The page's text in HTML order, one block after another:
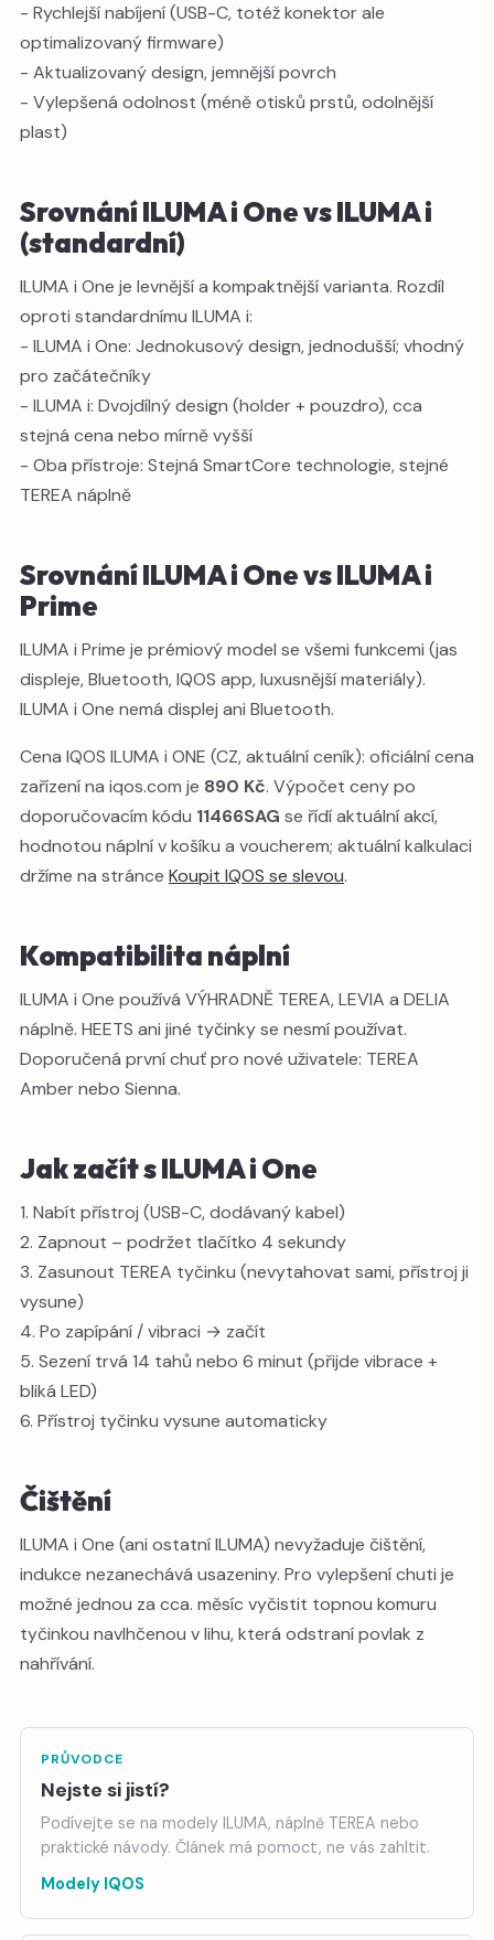
- Rychlejší nabíjení (USB-C, totéž konektor ale
optimalizovaný firmware)
- Aktualizovaný design, jemnější povrch
- Vylepšená odolnost (méně otisků prstů, odolnější
plast)
Srovnání ILUMA i One vs ILUMA i
(standardní)
ILUMA i One je levnější a kompaktnější varianta. Rozdíl
oproti standardnímu ILUMA i:
- ILUMA i One: Jednokusový design, jednodušší; vhodný
pro začátečníky
- ILUMA i: Dvojdílný design (holder + pouzdro), cca
stejná cena nebo mírně vyšší
- Oba přístroje: Stejná SmartCore technologie, stejné
TEREA náplně
Srovnání ILUMA i One vs ILUMA i
Prime
ILUMA i Prime je prémiový model se všemi funkcemi (jas
displeje, Bluetooth, IQOS app, luxusnější materiály).
ILUMA i One nemá displej ani Bluetooth.
Cena IQOS ILUMA i ONE (CZ, aktuální ceník): oficiální cena
zařízení na iqos.com je 890 Kč. Výpočet ceny po
doporučovacím kódu 11466SAG se řídí aktuální akcí,
hodnotou náplní v košíku a voucherem; aktuální kalkulaci
držíme na stránce Koupit IQOS se slevou.
Kompatibilita náplní
ILUMA i One používá VÝHRADNĚ TEREA, LEVIA a DELIA
náplně. HEETS ani jiné tyčinky se nesmí používat.
Doporučená první chuť pro nové uživatele: TEREA
Amber nebo Sienna.
Jak začít s ILUMA i One
1. Nabít přístroj (USB-C, dodávaný kabel)
2. Zapnout – podržet tlačítko 4 sekundy
3. Zasunout TEREA tyčinku (nevytahovat sami, přístroj ji
vysune)
4. Po zapípání / vibraci → začít
5. Sezení trvá 14 tahů nebo 6 minut (přijde vibrace +
bliká LED)
6. Přístroj tyčinku vysune automaticky
Čištění
ILUMA i One (ani ostatní ILUMA) nevyžaduje čištění,
indukce nezanechává usazeniny. Pro vylepšení chuti je
možné jednou za cca. měsíc vyčistit topnou komuru
tyčinkou navlhčenou v lihu, která odstraní povlak z
nahřívání.
PRŮVODCE
Nejste si jistí?
Podívejte se na modely ILUMA, náplně TEREA nebo
praktické návody. Článek má pomoct, ne vás zahltit.
Modely IQOS